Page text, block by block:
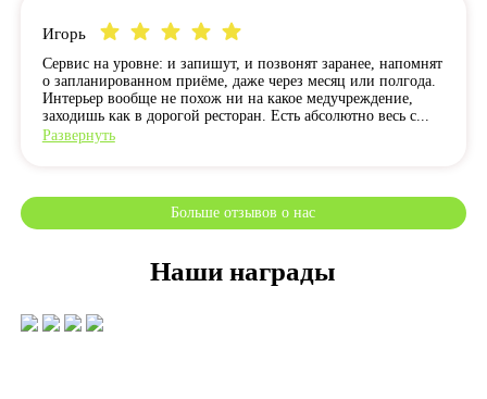
Игорь
Сервис на уровне: и запишут, и позвонят заранее, напомнят
о запланированном приёме, даже через месяц или полгода.
Интерьер вообще не похож ни на какое медучреждение,
заходишь как в дорогой ресторан. Есть абсолютно весь с...
Развернуть
Больше отзывов о нас
Наши награды